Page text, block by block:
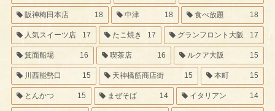
阪神梅田本店 18 中津 18 食べ放題 18
人気スイーツ店 17 たこ焼き 17 グランフロント大阪 17
箕面船場 16 喫茶店 16 ルクア大阪 15
川西能勢口 15 天神橋筋商店街 15 本町 15
とんかつ 15 まぜそば 14 イタリアン 14